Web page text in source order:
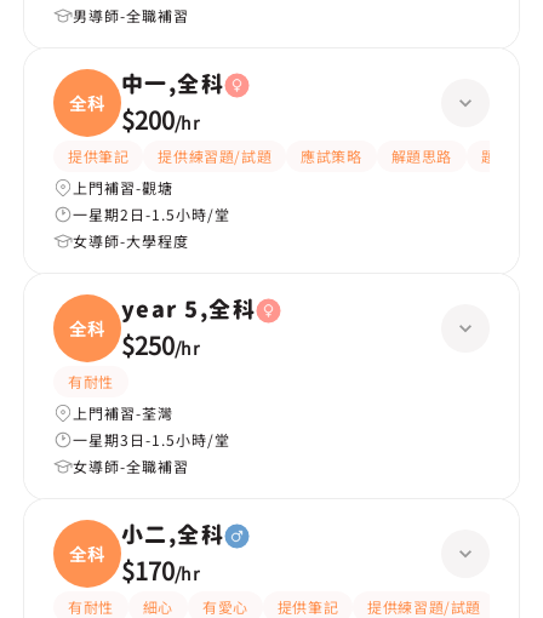
男導師-全職補習
全科
中一,全科
$200/hr
提供筆記 提供練習題/試題 應試策略 解題思路
題目講解
上門補習-觀塘
一星期2日-1.5小時/堂
女導師-大學程度
全科
year 5,全科
$250/hr
有耐性
上門補習-荃灣
一星期3日-1.5小時/堂
女導師-全職補習
全科
小二,全科
$170/hr
有耐性 細心 有愛心 提供筆記 提供練習題/試題